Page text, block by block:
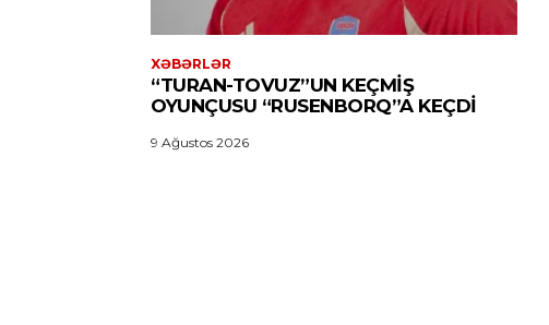
XƏBƏRLƏR
“TURAN-TOVUZ”UN KEÇMIŞ
OYUNÇUSU “RUSENBORQ”A KEÇDI
9 Ağustos 2026